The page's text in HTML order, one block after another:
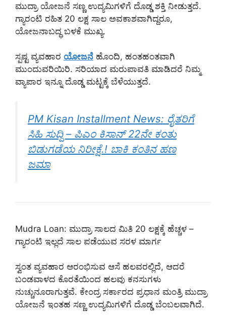
ಮುದ್ರಾ ಯೋಜನೆ ಸಣ್ಣ ಉದ್ಯಮಿಗಳಿಗೆ ದೊಡ್ಡ ಶಕ್ತಿ ನೀಡುತ್ತದೆ.
ಗ್ಯಾರಂಟಿ ರಹಿತ 20 ಲಕ್ಷ ಸಾಲ ಅವಕಾಶವಾಗಿದ್ದರೂ,
ಯೋಜನಾಬದ್ಧ ಬಳಕೆ ಮುಖ್ಯ.
ಸ್ಪಷ್ಟ ವ್ಯವಹಾರ ಯೋಜನೆ ಹೊಂದಿ, ಹಂತಹಂತವಾಗಿ
ಮುಂದುವರಿಯಿರಿ. ಸರಿಯಾದ ಮರುಪಾವತಿ ಮಾಡಿದರೆ ನಿಮ್ಮ
ವ್ಯಾಪಾರ ಇನ್ನೂ ದೊಡ್ಡ ಮಟ್ಟಕ್ಕೆ ಬೆಳೆಯುತ್ತದೆ.
PM Kisan Installment News: ರೈತರಿಗೆ
ಸಿಹಿ ಸುದ್ದಿ – ಪಿಎಂ ಕಿಸಾನ್ 22ನೇ ಕಂತು
ಬಿಡುಗಡೆಯ ನಿರೀಕ್ಷೆ.! ಬಾಕಿ ಕಂತಿನ ಹಣ
ಜಮಾ
Mudra Loan: ಮುದ್ರಾ ಸಾಲದ ಮಿತಿ 20 ಲಕ್ಷಕ್ಕೆ ಹೆಚ್ಚಳ –
ಗ್ಯಾರಂಟಿ ಇಲ್ಲದೆ ಸಾಲ ಪಡೆಯುವ ಸರಳ ಮಾರ್ಗ
ಸ್ವಂತ ವ್ಯವಹಾರ ಆರಂಭಿಸುವ ಆಸೆ ಹಲವರಲ್ಲಿದೆ, ಆದರೆ
ಬಂಡವಾಳದ ಕೊರತೆಯಿಂದ ಹಲವು ಕನಸುಗಳು
ನುಚ್ಚುನೂರಾಗುತ್ತವೆ. ಕೇಂದ್ರ ಸರ್ಕಾರದ ಪ್ರಧಾನ ಮಂತ್ರಿ ಮುದ್ರಾ
ಯೋಜನೆ ಇಂತಹ ಸಣ್ಣ ಉದ್ಯಮಿಗಳಿಗೆ ದೊಡ್ಡ ಬೆಂಬಲವಾಗಿದೆ.